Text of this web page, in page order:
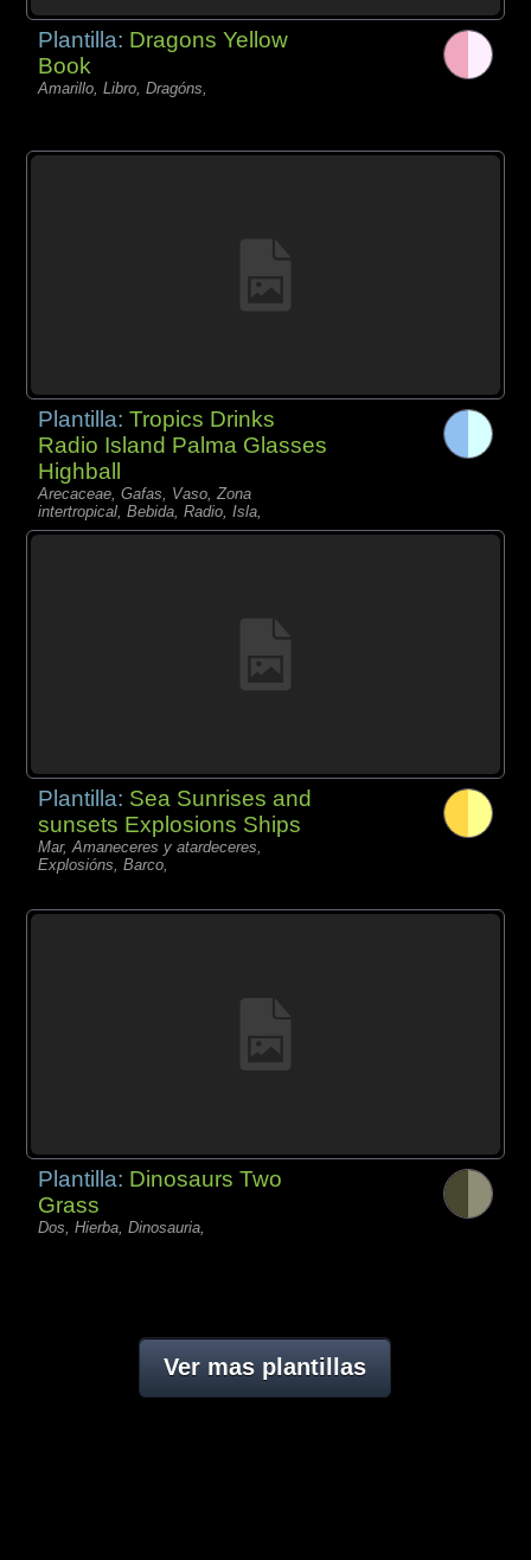
Plantilla: Dragons Yellow
Book
Amarillo, Libro, Dragóns,
Plantilla:Tropics Drinks
Radio Island Palma Glasses
Highball
Arecaceae, Gafas, Vaso, Zona
intertropical, Bebida, Radio, Isla,
Plantilla: Sea Sunrises and
sunsets Explosions Ships
Mar, Amaneceres y atardeceres,
Explosións, Barco,
Plantilla: Dinosaurs Two
Grass
Dos, Hierba, Dinosauria,
Ver mas plantillas